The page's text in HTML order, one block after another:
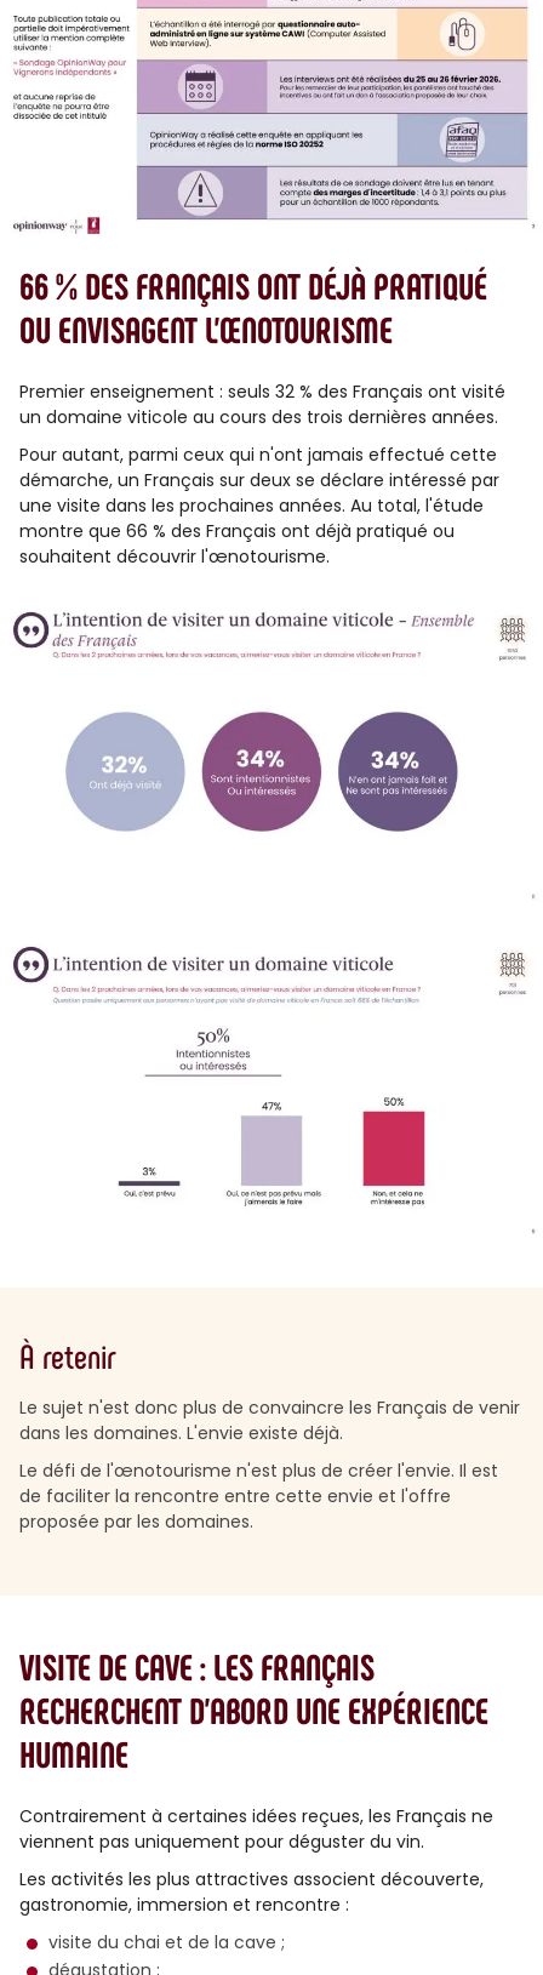
66 % DES FRANÇAIS ONT DÉJÀ PRATIQUÉ
OU ENVISAGENT L’ŒNOTOURISME
Premier enseignement : seuls 32 % des Français ont visité
un domaine viticole au cours des trois dernières années.
Pour autant, parmi ceux qui n'ont jamais effectué cette
démarche, un Français sur deux se déclare intéressé par
une visite dans les prochaines années. Au total, l'étude
montre que 66 % des Français ont déjà pratiqué ou
souhaitent découvrir l'œnotourisme.
À retenir
Le sujet n'est donc plus de convaincre les Français de venir
dans les domaines. L'envie existe déjà.
Le défi de l'œnotourisme n'est plus de créer l'envie. Il est
de faciliter la rencontre entre cette envie et l'offre
proposée par les domaines.
VISITE DE CAVE : LES FRANÇAIS
RECHERCHENT D’ABORD UNE EXPÉRIENCE
HUMAINE
Contrairement à certaines idées reçues, les Français ne
viennent pas uniquement pour déguster du vin.
Les activités les plus attractives associent découverte,
gastronomie, immersion et rencontre :
visite du chai et de la cave ;
dégustation ;